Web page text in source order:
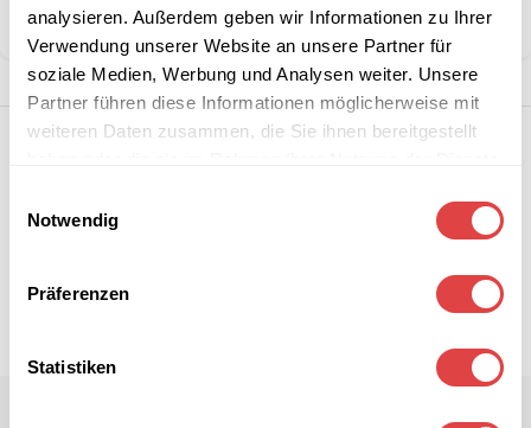
analysieren. Außerdem geben wir Informationen zu Ihrer
Verwendung unserer Website an unsere Partner für
soziale Medien, Werbung und Analysen weiter. Unsere
Partner führen diese Informationen möglicherweise mit
weiteren Daten zusammen, die Sie ihnen bereitgestellt
Notwendig
Präferenzen
Statistiken
Teilen: